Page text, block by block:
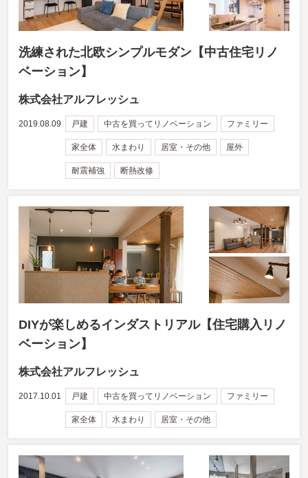
洗練された北欧シンプルモダン【中古住宅リノ
ベーション】
株式会社アルフレッシュ
2019.08.09 戸建 中古を買ってリノベーション ファミリー
家全体 水まわり 居室・その他 屋外
耐震補強 断熱改修
DIYが楽しめるインダストリアル【住宅購入リノ
ベーション】
株式会社アルフレッシュ
2017.10.01 戸建 中古を買ってリノベーション ファミリー
家全体 水まわり 居室・その他